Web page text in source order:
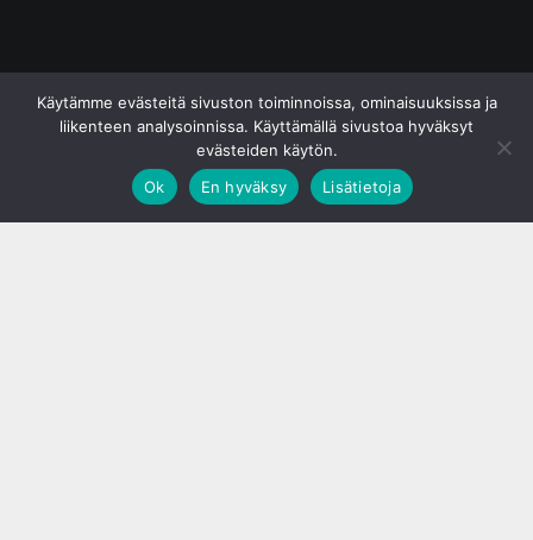
Käytämme evästeitä sivuston toiminnoissa, ominaisuuksissa ja
liikenteen analysoinnissa. Käyttämällä sivustoa hyväksyt
evästeiden käytön.
Ok
En hyväksy Lisätietoja